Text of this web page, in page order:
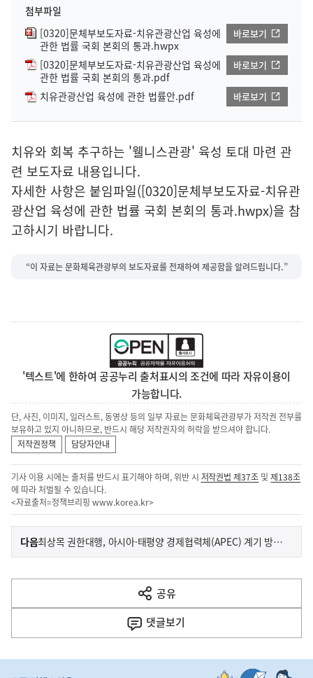
첨부파일
[0320]문체부보도자료-치유관광산업 육성에
관한 법률 국회 본회의 통과.hwpx
바로보기
[0320]문체부보도자료-치유관광산업 육성에
관한 법률 국회 본회의 통과.pdf
바로보기
치유관광산업 육성에 관한 법률안.pdf 바로보기
치유와 회복 추구하는 '웰니스관광' 육성 토대 마련 관
련 보도자료 내용입니다.
자세한 사항은 붙임파일([0320]문체부보도자료-치유관
광산업 육성에 관한 법률 국회 본회의 통과.hwpx)을 참
고하시기 바랍니다.
“이 자료는 문화체육관광부의 보도자료를 전재하여 제공함을 알려드립니다.”
'텍스트'에 한하여 공공누리 출처표시의 조건에 따라 자유이용이
가능합니다.
단, 사진, 이미지, 일러스트, 동영상 등의 일부 자료는 문화체육관광부가 저작권 전부를
보유하고 있지 아니하므로, 반드시 해당 저작권자의 허락을 받으셔야 합니다.
저작권정책
담당자안내
기사 이용 시에는 출처를 반드시 표기해야 하며, 위반 시 저작권법 제37조 및제138조
에 따라 처벌될 수 있습니다.
<자료출처=정책브리핑 www.korea.kr>
이
전
다
음
다음기
사
최상목 권한대행, 아시아·태평양 경제협력체(APEC) 계기 방한 지역관광 활성화 추진 당부
공유
열
기
댓글보기